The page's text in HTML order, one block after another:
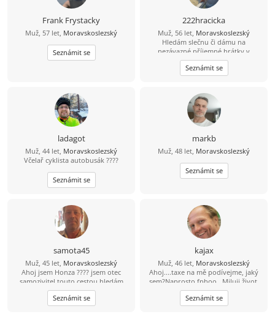
Frank Frystacky
Muž, 57 let, Moravskoslezský
Seznámit se
222hracicka
Muž, 56 let, Moravskoslezský
Hledám slečnu či dámu na
nezávazné příjemné hrátky v
dopoledních hodinách. Žádné
následné komplikace! :-D Ostravsko
Seznámit se
ladagot
Muž, 44 let, Moravskoslezský
Včelař cyklista autobusák ????
Seznámit se
markb
Muž, 48 let, Moravskoslezský
Seznámit se
samota45
Muž, 45 let, Moravskoslezský
Ahoj jsem Honza ???? jsem otec
samozivitel touto cestou hledám
lásku porozumění a upsymnost.
Seznámit se
kajax
Muž, 46 let, Moravskoslezský
Ahoj....taxe na mě podívejme, jaký
sem?Naprosto fphoo...Miluji život,
rád se směju, miluji sluníčko, sem
pozitivně naladěný extrovert, takže
když je tma tak já svítím...Místama až
Seznámit se